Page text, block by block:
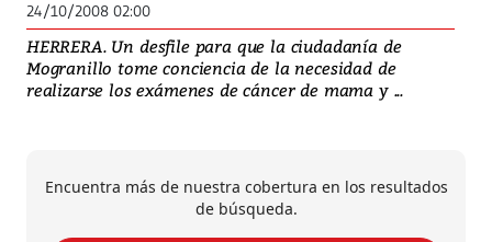
24/10/2008 02:00
HERRERA. Un desfile para que la ciudadanía de
Mogranillo tome conciencia de la necesidad de
realizarse los exámenes de cáncer de mama y ...
Encuentra más de nuestra cobertura en los resultados
de búsqueda.